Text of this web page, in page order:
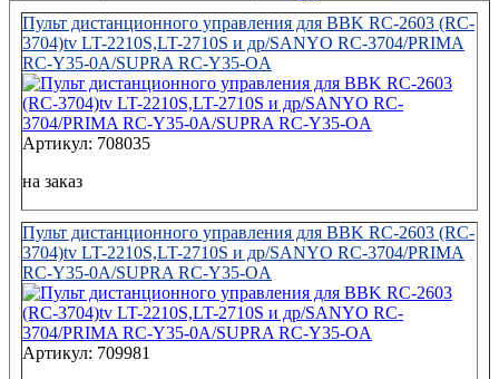
Пульт дистанционного управления для BBK RC-2603 (RC-
3704)tv LT-2210S,LT-2710S и др/SANYO RC-3704/PRIMA
RC-Y35-0A/SUPRA RC-Y35-OA
Артикул: 708035
на заказ
Пульт дистанционного управления для BBK RC-2603 (RC-
3704)tv LT-2210S,LT-2710S и др/SANYO RC-3704/PRIMA
RC-Y35-0A/SUPRA RC-Y35-OA
Артикул: 709981